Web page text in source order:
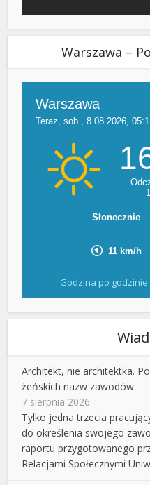
Warszawa –
Godzina po godzinie
Architekt, nie architektka.
żeńskich nazw zawodów
7 sierpnia 2026
Tylko jedna trzecia
do określenia swojego
raportu przygotowanego
Relacjami Społecznymi